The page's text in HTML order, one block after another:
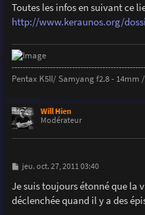
Toutes les infos en suivant ce
http://www.keraunos.org/
Pentax K5II/ Samyang f2.8 - 14mm
Will Hien
Modérateur
M
s
s
a
jeu. oct. 27, 2011 03:40
Je suis toujours étonné que la
déclenchée quand il y a des